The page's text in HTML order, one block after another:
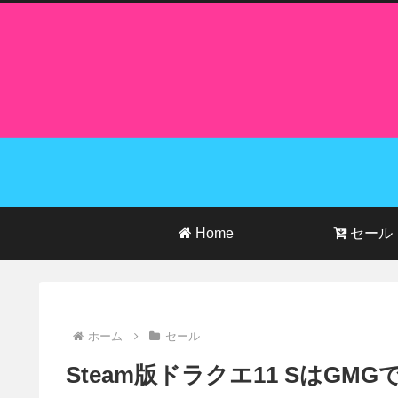
Home セール
ホーム セール
Steam版ドラクエ11 SはGMG